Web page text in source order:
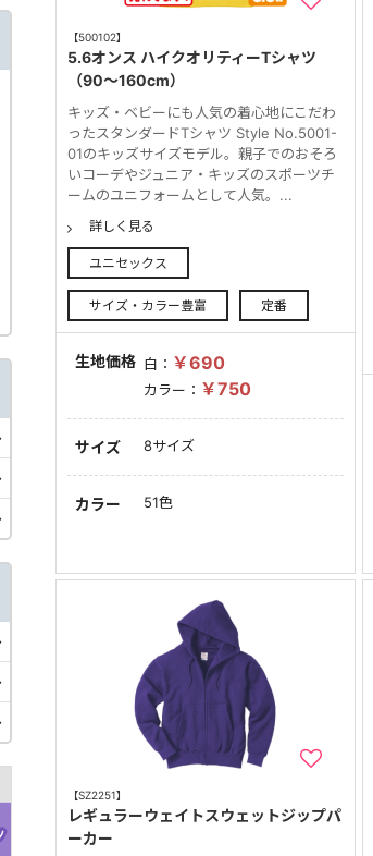
【500102】
5.6オンス ハイクオリティーTシャツ
（90～160cm）
キッズ・ベビーにも人気の着心地にこだわ
ったスタンダードTシャツ Style No.5001-
01のキッズサイズモデル。親子でのおそろ
いコーデやジュニア・キッズのスポーツチ
ームのユニフォームとして人気。...
詳しく見る
ユニセックス
サイズ・カラー豊富 定番
生地価格 白： ￥690
カラー： ￥750
サイズ 8サイズ
カラー 51色
【SZ2251】
レギュラーウェイトスウェットジップパ
ーカー